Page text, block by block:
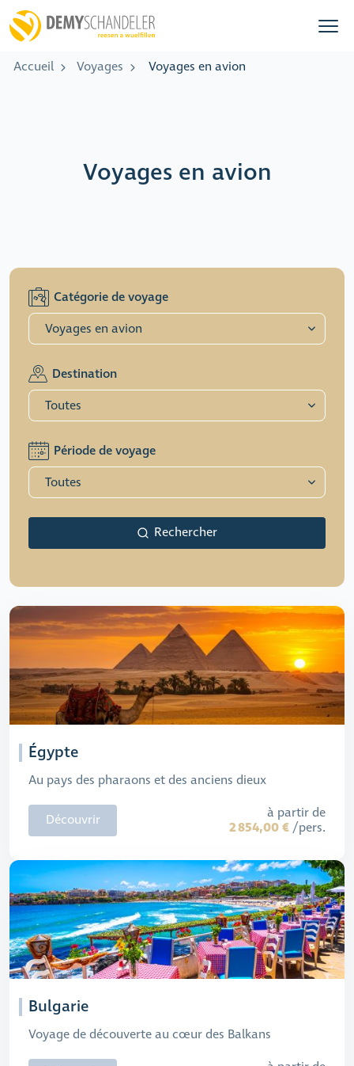
Accueil Voyages Voyages en avion
Voyages en avion
Catégorie de voyage
Destination
Période de voyage
Rechercher
Égypte
Au pays des pharaons et des anciens dieux
Découvrir à partir de
2 854,00 € /pers.
Bulgarie
Voyage de découverte au cœur des Balkans